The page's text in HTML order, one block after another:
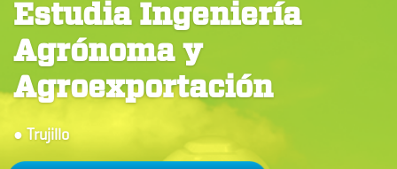
Estudia Ingeniería
Agrónoma y
Agroexportación
● Trujillo